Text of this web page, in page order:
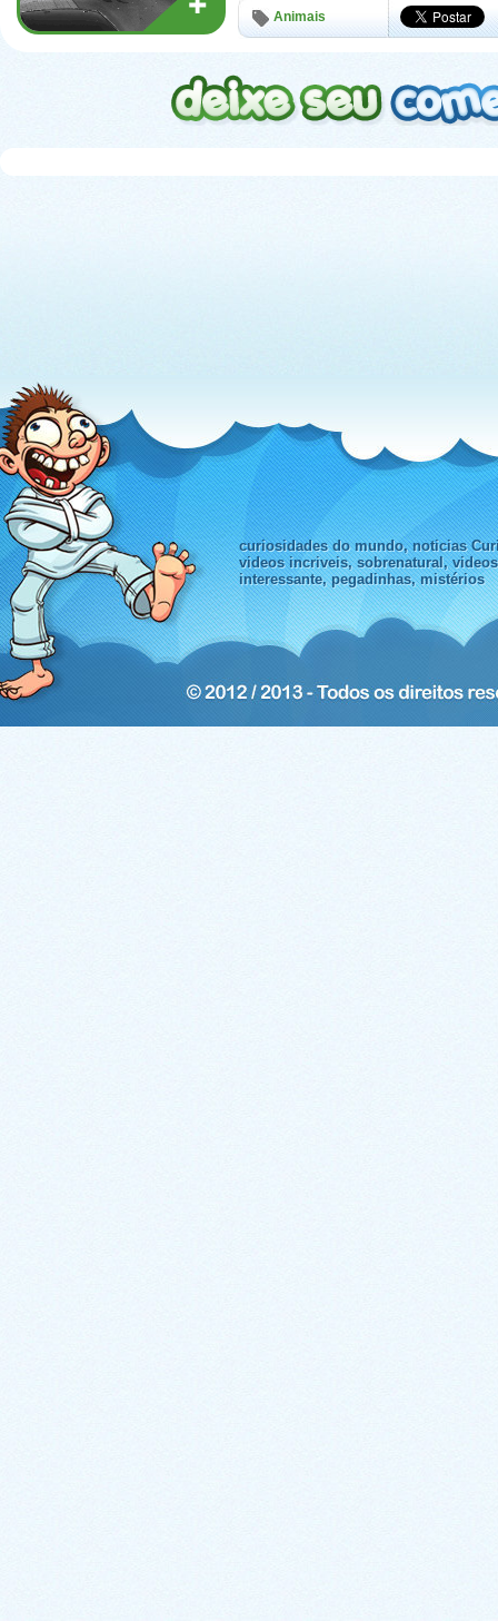
Animais
curiosidades do mundo, noticias
videos incriveis, sobrenatural,
interessante, pegadinhas, mistérios